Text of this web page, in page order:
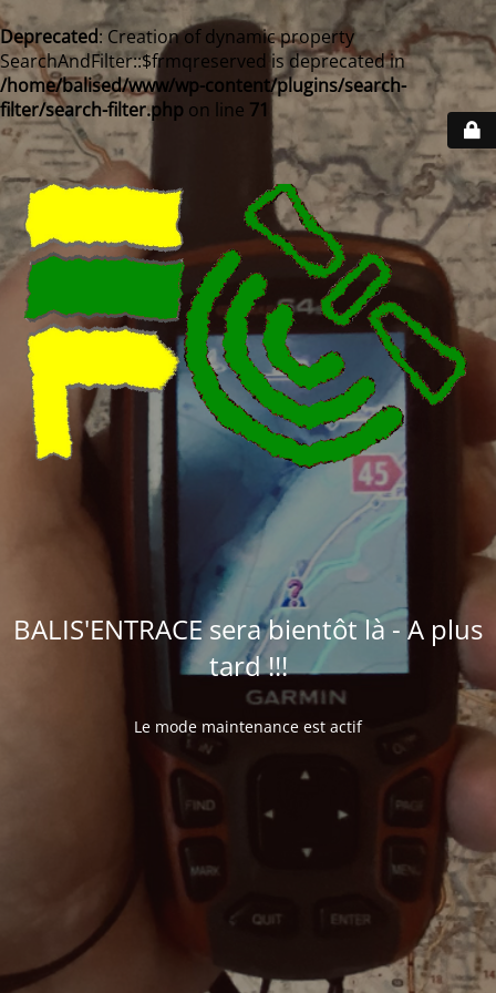
Deprecated: Creation of dynamic property
SearchAndFilter::$frmqreserved is deprecated in
/home/balised/www/wp-content/plugins/search-
filter/search-filter.php on line 71
BALIS'ENTRACE sera bientôt là - A plus
tard !!!
Le mode maintenance est actif